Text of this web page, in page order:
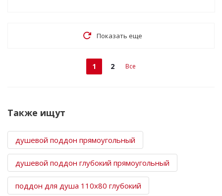
Показать еще
1 2 Все
Также ищут
душевой поддон прямоугольный
душевой поддон глубокий прямоугольный
поддон для душа 110х80 глубокий